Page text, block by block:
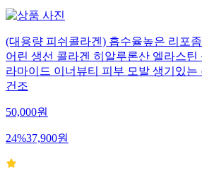
(대용량 피쉬콜라겐) 흡수율높은 리포
어린 생선 콜라겐 히알루론산 엘라스틴
라마이드 이너뷰티 피부 모발 생기있는
건조
50,000원
24%37,900원